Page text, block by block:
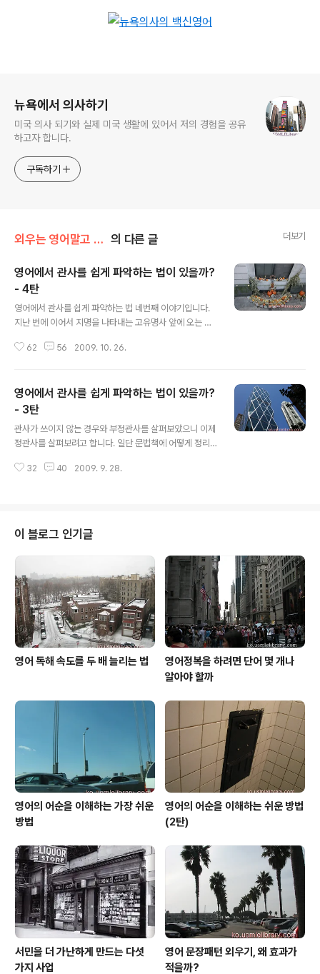
뉴욕에서 의사하기
미국 의사 되기와 실제 미국 생활에 있어서 저의 경험을 공유
하고자 합니다.
구독하기
외우는 영어말고 이해하는 영어 의 다른 글 더보기
영어에서 관사를 쉽게 파악하는 법이 있을까?
- 4탄
영어에서 관사를 쉽게 파악하는 법 네번째 이야기입니다.
지난 번에 이어서 지명을 나타내는 고유명사 앞에 오는 정
가 도대체 왜 붙을까요. Korea에도 붙지 않고 Japan에도
같습니다. 누차 설명이 되었지만 the는 ‘너와 내가 아는 그
(것)’이라는 의미이고 불확실함을 없애고자 지칭하는 대상
을 한정하려는 목적이 있습니다. 이렇게 정관사가 붙지 않
는 고유명사는 생각해보면 명사만으로 절대로 헷갈릴 가능
성이 없다는 것을 깨닫게 됩니다. Korea라고 하면 대한민
국 말고는 아무런 다른 생각할 것이 없습니다. 하지만 카리
62 56 2009. 10. 26.
영어에서 관사를 쉽게 파악하는 법이 있을까?
- 3탄
관사가 쓰이지 않는 경우와 부정관사를 살펴보았으니 이제
정관사를 살펴보려고 합니다. 일단 문법책에 어떻게 정리
쉽게 묶을 수 있는지 생각해보려고 합니다. 어지간한 문법
고 하나씩 살펴보겠습니다. 첫번째로 유일무이한 것이나
사람과 밀접한 자연 환경 등에 정관사가 쓰인다고 합니다.
예를 들어 보면, the universe, the sun, the moon, th
e sky, the world, the earth, the environment, the
sea 등 아주 많습니다. 둘째로 지리에..
32 40 2009. 9. 28.
이 블로그 인기글
영어 독해 속도를 두 배 늘리는 법
영어정복을 하려면 단어 몇 개나
알아야 할까
영어의 어순을 이해하는 가장 쉬운
방법
영어의 어순을 이해하는 쉬운 방법
(2탄)
서민을 더 가난하게 만드는 다섯
가지 사업
영어 문장패턴 외우기, 왜 효과가
적을까?